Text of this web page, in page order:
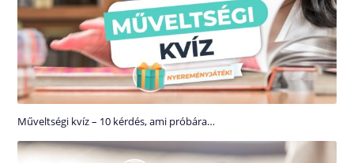
Műveltségi kvíz – 10 kérdés, ami próbára…